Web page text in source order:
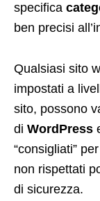
specifica
ben precisi
Qualsiasi sito
impostati a
sito, possono
di WordPress
“consigliati”
non rispettati
di sicurezza.